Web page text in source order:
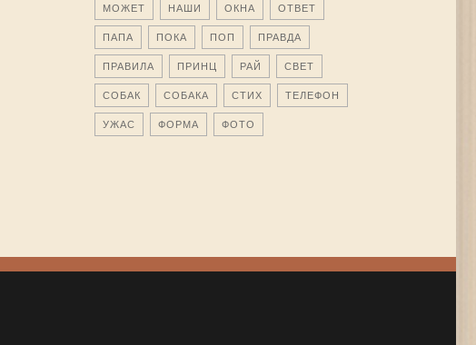
МОЖЕТ НАШИ ОКНА ОТВЕТ
ПАПА ПОКА ПОП ПРАВДА
ПРАВИЛА ПРИНЦ РАЙ СВЕТ
СОБАК СОБАКА СТИХ ТЕЛЕФОН
УЖАС ФОРМА ФОТО